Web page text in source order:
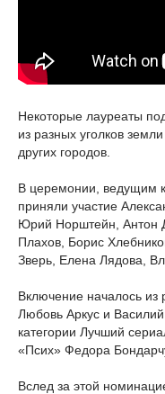
Некоторые лауреаты
из разных уголков
других городов.
В церемонии, ведущим
приняли участие
Юрий Норштейн, Антон
Плахов, Борис
Зверь, Елена Лядова,
Включение началось из
Любовь Аркус и
категории Лучший
«Псих» Федора
Вслед за этой